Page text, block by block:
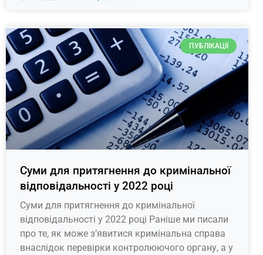
ПУБЛІКАЦІЇ
Суми для притягнення до кримінальної
відповідальності у 2022 році
Суми для притягнення до кримінальної
відповідальності у 2022 році Раніше ми писали
про те, як може з’явитися кримінальна справа
внаслідок перевірки контролюючого органу, а у